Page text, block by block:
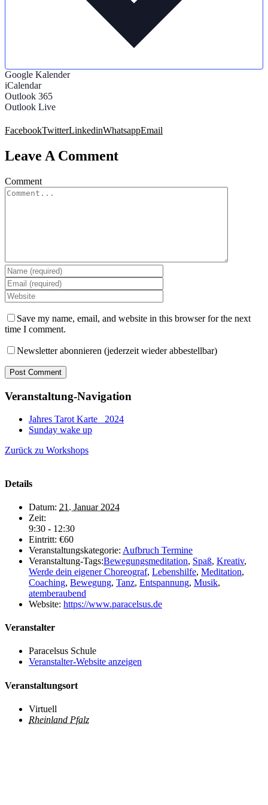
Google Kalender
iCalendar
Outlook 365
Outlook Live
FacebookTwitterLinkedinWhatsappEmail
Leave A Comment
Comment
Save my name, email, and website in this browser for the next
time I comment.
Newsletter abonnieren (jederzeit wieder abbestellbar)
Veranstaltung-Navigation
Jahres Tarot Karte _2024
Sunday wake up
Zurück zu Workshops
Details
Datum: 21. Januar 2024
Zeit:
9:30 - 12:30
Eintritt: €60
Veranstaltungskategorie: Aufbruch Termine
Veranstaltung-Tags:Bewegungsmeditation, Spaß, Kreativ,
Werde dein eigener Choreograf, Lebenshilfe, Meditation,
Coaching, Bewegung, Tanz, Entspannung, Musik,
atemberaubend
Website: https://www.paracelsus.de
Veranstalter
Paracelsus Schule
Veranstalter-Website anzeigen
Veranstaltungsort
Virtuell
Rheinland Pfalz